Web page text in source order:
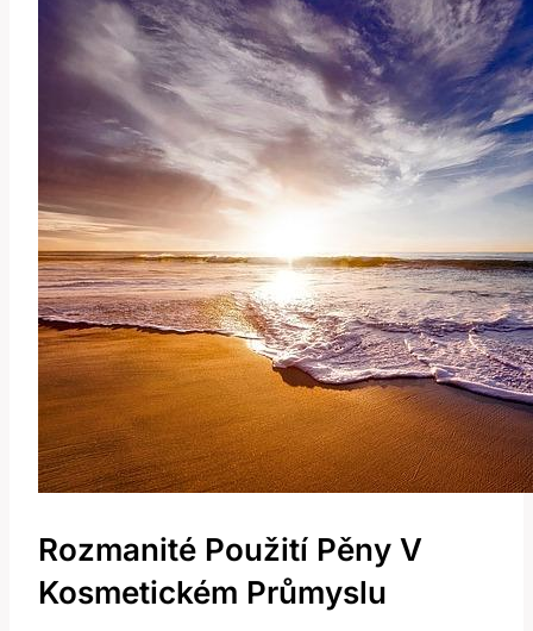
Rozmanité Použití Pěny V
Kosmetickém Průmyslu